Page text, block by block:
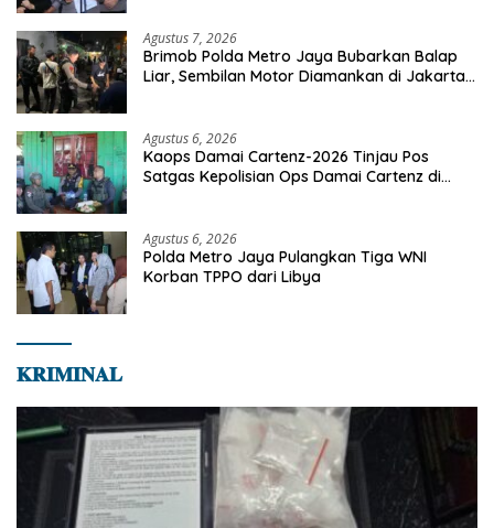
Agustus 7, 2026
Brimob Polda Metro Jaya Bubarkan Balap
Liar, Sembilan Motor Diamankan di Jakarta
Agustus 6, 2026
Kaops Damai Cartenz-2026 Tinjau Pos
Satgas Kepolisian Ops Damai Cartenz di
Agustus 6, 2026
Polda Metro Jaya Pulangkan Tiga WNI
Korban TPPO dari Libya
𝐊𝐑𝐈𝐌𝐈𝐍𝐀𝐋